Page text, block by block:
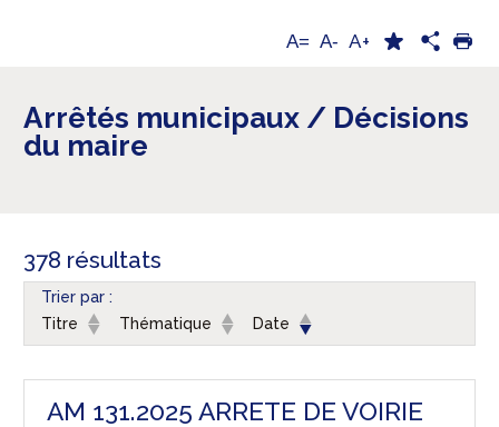
A= A- A+
Arrêtés municipaux / Décisions
du maire
378 résultats
Trier par :
Titre
Thématique Date
AM 131.2025 ARRETE DE VOIRIE